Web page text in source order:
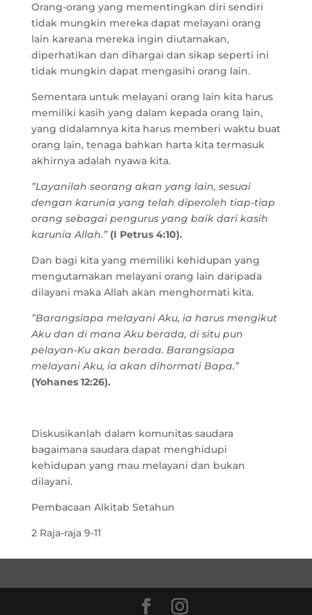
Orang-orang yang mementingkan diri sendiri
tidak mungkin mereka dapat melayani orang
lain kareana mereka ingin diutamakan,
diperhatikan dan dihargai dan sikap seperti ini
tidak mungkin dapat mengasihi orang lain.
Sementara untuk melayani orang lain kita harus
memiliki kasih yang dalam kepada orang lain,
yang didalamnya kita harus memberi waktu buat
orang lain, tenaga bahkan harta kita termasuk
akhirnya adalah nyawa kita.
”Layanilah seorang akan yang lain, sesuai
dengan karunia yang telah diperoleh tiap-tiap
orang sebagai pengurus yang baik dari kasih
karunia Allah.” (I Petrus 4:10).
Dan bagi kita yang memiliki kehidupan yang
mengutamakan melayani orang lain daripada
dilayani maka Allah akan menghormati kita.
”Barangsiapa melayani Aku, ia harus mengikut
Aku dan di mana Aku berada, di situ pun
pelayan-Ku akan berada. Barangsiapa
melayani Aku, ia akan dihormati Bapa.”
(Yohanes 12:26).
Diskusikanlah dalam komunitas saudara
bagaimana saudara dapat menghidupi
kehidupan yang mau melayani dan bukan
dilayani.
Pembacaan Alkitab Setahun
2 Raja-raja 9-11